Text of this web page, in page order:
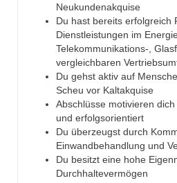
Neukundenakquise
Du hast bereits erfolgreich
Dienstleistungen im
Telekommunikations-,
vergleichbaren
Du gehst aktiv auf
Scheu vor Kaltakquise
Abschlüsse motivieren
und erfolgsorientiert
Du überzeugst durch
Einwandbehandlung und
Du besitzt eine hohe
Durchhaltevermögen